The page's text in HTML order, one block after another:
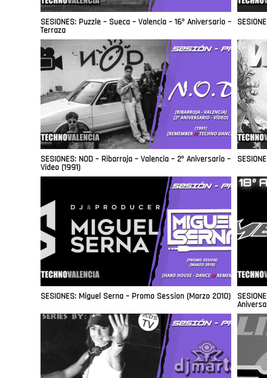
SESIONES: Puzzle – Sueca – Valencia – 16º Aniversario –
Terraza
SESIONES: NOD – Ribarroja – Valencia – 2º Aniversario –
Video (1991)
SESIONES: Miguel Serna – Promo Session (Marzo 2010)